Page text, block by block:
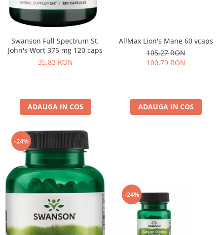
Swanson Full Spectrum St.
John's Wort 375 mg 120 caps
35,83 RON
ADAUGA IN COS
AllMax Lion's Mane 60 vcaps
105,27 RON
100,79 RON
ADAUGA IN COS
-24%
-24%